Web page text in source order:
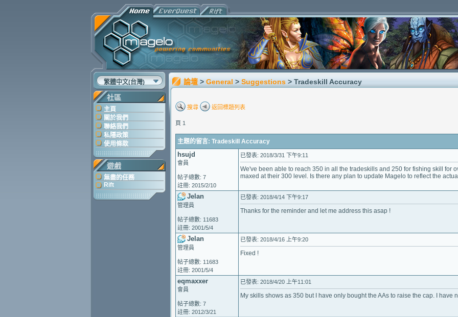
繁體中文(台灣)
社區
主頁
關於我們
聯絡我們
私隱政策
使用條款
遊戲
無盡的任務
Rift
論壇 > General > Suggestions > Tradeskill Accuracy
搜尋 返回標題列表
頁 1
主題的留言: Tradeskill Accuracy
hsujd
會員
帖子總數: 7
註冊: 2015/2/10
已發表: 2018/3/31 下午9:11
We've been able to reach 350 in all the tradeskills and 250 for fishing skill for
maxed at their 300 level. Is there any plan to update Magelo to reflect the
Jelan
管理員
帖子總數: 11683
註冊: 2001/5/4
已發表: 2018/4/14 下午9:17
Thanks for the reminder and let me address this asap !
Jelan
管理員
帖子總數: 11683
註冊: 2001/5/4
已發表: 2018/4/16 上午9:20
Fixed !
eqmaxxer
會員
帖子總數: 7
註冊: 2012/3/21
已發表: 2018/4/20 上午11:01
My skills shows as 350 but I have only bought the AAs to raise the cap. I have